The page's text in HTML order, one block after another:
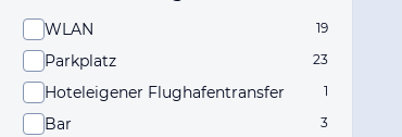
WLAN 19
Parkplatz 23
Hoteleigener Flughafentransfer 1
Bar 3